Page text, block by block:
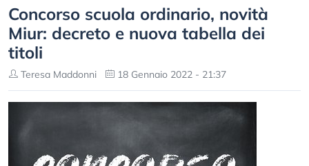
Concorso scuola ordinario, novità
Miur: decreto e nuova tabella dei
titoli
Teresa Maddonni 18 Gennaio 2022 - 21:37